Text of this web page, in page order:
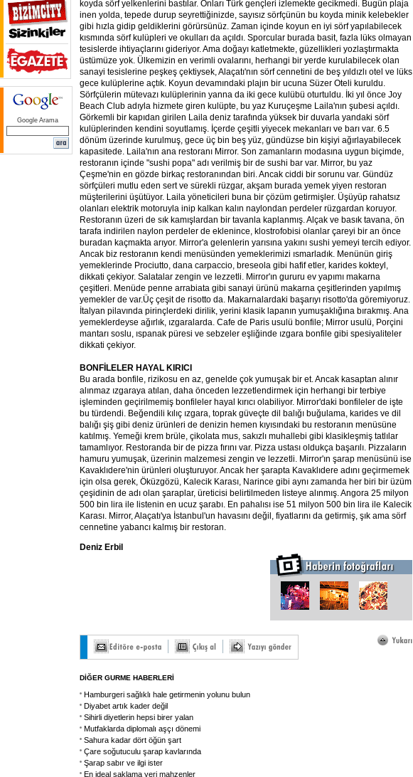
Google Arama
koyda sörf yelkenlerini bastılar. Onları Türk gençleri izlemekte gecikmedi. Bugün plaja
inen yolda, tepede durup seyrettiğinizde, sayısız sörfçünün bu koyda minik kelebekler
gibi hızla gidip geldiklerini görürsünüz. Zaman içinde koyun en iyi sörf yapılabilecek
kısmında sörf kulüpleri ve okulları da açıldı. Sporcular burada basit, fazla lüks olmayan
tesislerde ihtiyaçlarını gideriyor. Ama doğayı katletmekte, güzellikleri yozlaştırmakta
üstümüze yok. Ülkemizin en verimli ovalarını, herhangi bir yerde kurulabilecek olan
sanayi tesislerine peşkeş çektiysek, Alaçatı'nın sörf cennetini de beş yıldızlı otel ve lüks
gece kulüplerine açtık. Koyun devamındaki plajın bir ucuna Süzer Oteli kuruldu.
Sörfçülerin mütevazı kulüplerinin yanna da iki gece kulübü oturtuldu. İki yıl önce Joy
Beach Club adıyla hizmete giren kulüpte, bu yaz Kuruçeşme Laila'nın şubesi açıldı.
Görkemli bir kapıdan girilen Laila deniz tarafında yüksek bir duvarla yandaki sörf
kulüplerinden kendini soyutlamış. İçerde çeşitli yiyecek mekanları ve barı var. 6.5
dönüm üzerinde kurulmuş, gece üç bin beş yüz, gündüzse bin kişiyi ağırlayabilecek
kapasitede. Laila'nın ana restoranı Mirror. Son zamanların modasına uygun biçimde,
restoranın içinde "sushi popa" adı verilmiş bir de sushi bar var. Mirror, bu yaz
Çeşme'nin en gözde birkaç restoranından biri. Ancak ciddi bir sorunu var. Gündüz
sörfçüleri mutlu eden sert ve sürekli rüzgar, akşam burada yemek yiyen restoran
müşterilerini üşütüyor. Laila yöneticileri buna bir çözüm getirmişler. Üşüyüp rahatsız
olanları elektrik motoruyla inip kalkan kalın naylondan perdeler rüzgardan koruyor.
Restoranın üzeri de sık kamışlardan bir tavanla kaplanmış. Alçak ve basık tavana, ön
tarafa indirilen naylon perdeler de eklenince, klostrofobisi olanlar çareyi bir an önce
buradan kaçmakta arıyor. Mirror'a gelenlerin yarısına yakını sushi yemeyi tercih ediyor.
Ancak biz restoranın kendi menüsünden yemeklerimizi ısmarladık. Menünün giriş
yemeklerinde Prociutto, dana carpaccio, breseola gibi hafif etler, karides kokteyl,
dikkati çekiyor. Salatalar zengin ve lezzetli. Mirror'ın gururu ev yapımı makarna
çeşitleri. Menüde penne arrabiata gibi sanayi ürünü makarna çeşitlerinden yapılmış
yemekler de var.Üç çeşit de risotto da. Makarnalardaki başarıyı risotto'da göremiyoruz.
İtalyan pilavında pirinçlerdeki dirilik, yerini klasik lapanın yumuşaklığına bırakmış. Ana
yemeklerdeyse ağırlık, ızgaralarda. Cafe de Paris usulü bonfile; Mirror usulü, Porçini
mantarı soslu, ıspanak püresi ve sebzeler eşliğinde ızgara bonfile gibi spesiyaliteler
dikkati çekiyor.
BONFİLELER HAYAL KIRICI
Bu arada bonfile, rizikosu en az, genelde çok yumuşak bir et. Ancak kasaptan alınır
alınmaz ızgaraya atılan, daha önceden lezzetlendirmek için herhangi bir terbiye
işleminden geçirilmemiş bonfileler hayal kırıcı olabiliyor. Mirror'daki bonfileler de işte
bu türdendi. Beğendili kılıç ızgara, toprak güveçte dil balığı buğulama, karides ve dil
balığı şiş gibi deniz ürünleri de denizin hemen kıyısındaki bu restoranın menüsüne
katılmış. Yemeği krem brüle, çikolata mus, sakızlı muhallebi gibi klasikleşmiş tatlılar
tamamlıyor. Restoranda bir de pizza fırını var. Pizza ustası oldukça başarılı. Pizzaların
hamuru yumuşak, üzerinin malzemesi zengin ve lezzetli. Mirror'ın şarap menüsünü ise
Kavaklıdere'nin ürünleri oluşturuyor. Ancak her şarapta Kavaklıdere adını geçirmemek
için olsa gerek, Öküzgözü, Kalecik Karası, Narince gibi aynı zamanda her biri bir üzüm
çeşidinin de adı olan şaraplar, üreticisi belirtilmeden listeye alınmış. Angora 25 milyon
500 bin lira ile listenin en ucuz şarabı. En pahalısı ise 51 milyon 500 bin lira ile Kalecik
Karası. Mirror, Alaçatı'ya İstanbul'un havasını değil, fiyatlarını da getirmiş, şık ama sörf
cennetine yabancı kalmış bir restoran.
Deniz Erbil
DİĞER GURME HABERLERİ
Hamburgeri sağlıklı hale getirmenin yolunu bulun
Diyabet artık kader değil
Sihirli diyetlerin hepsi birer yalan
Mutfaklarda diplomalı aşçı dönemi
Sahura kadar dört öğün şart
Çare soğutuculu şarap kavlarında
Şarap sabır ve ilgi ister
En ideal saklama yeri mahzenler